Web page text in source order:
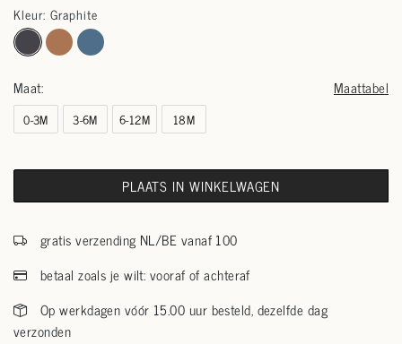
Kleur: Graphite
Maat: Maattabel
0-3M 3-6M 6-12M 18M
PLAATS IN WINKELWAGEN
gratis verzending NL/BE vanaf 100
betaal zoals je wilt: vooraf of achteraf
Op werkdagen vóór 15.00 uur besteld, dezelfde dag
verzonden